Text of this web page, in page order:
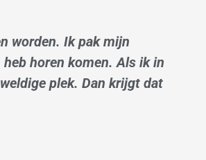
worden. Ik pak mijn
horen komen. Als ik in
plek. Dan krijgt dat